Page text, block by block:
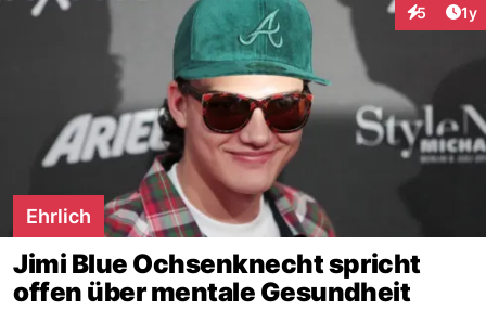
5 1y
Ehrlich
Jimi Blue Ochsenknecht spricht
offen über mentale Gesundheit